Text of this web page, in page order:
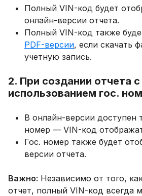
Полный VIN-код будет
онлайн-версии отчета.
Полный VIN-код также
PDF-версии, если скачать
учетную запись.
2. При создании отчета с
использованием гос.
В онлайн-версии доступен
номер — VIN-код
Гос. номер также будет
версии отчета.
Важно: Независимо от того,
отчет, полный VIN-код всегда